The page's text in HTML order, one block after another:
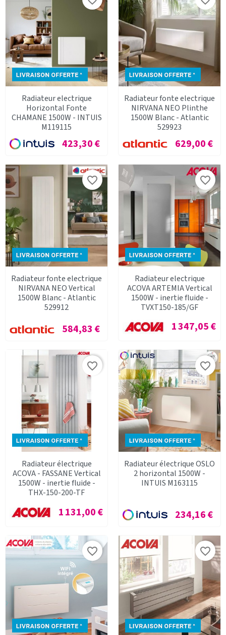
Radiateur electrique
Horizontal Fonte
CHAMANE 1500W - INTUIS
M119115
Prix
423,30 €
Radiateur fonte electrique
NIRVANA NEO Plinthe
1500W Blanc - Atlantic
529923
Prix
629,00 €
Radiateur fonte electrique
NIRVANA NEO Vertical
1500W Blanc - Atlantic
529912
Prix
584,83 €
favorite_border
Radiateur electrique
ACOVA ARTEMIA Vertical
1500W - inertie fluide -
TVXT150-185/GF
Prix
1 347,05 €
favorite_border
Radiateur électrique
ACOVA - FASSANE Vertical
1500W - inertie fluide -
THX-150-200-TF
Prix
1 131,00 €
favorite_border
Radiateur électrique OSLO
2 horizontal 1500W -
INTUIS M163115
Prix
234,16 €
favorite_border
favorite_border favorite_border